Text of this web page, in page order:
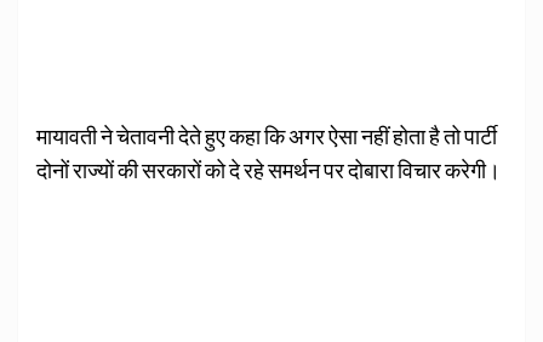
मायावती ने चेतावनी देते हुए कहा कि अगर ऐसा नहीं होता है तो पार्टी
दोनों राज्यों की सरकारों को दे रहे समर्थन पर दोबारा विचार करेगी।